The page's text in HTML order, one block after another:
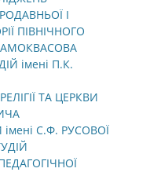
І
ПІВНІЧНОГО
імені П.К.
ТА ЦЕРКВИ
С.Ф. РУСОВОЇ